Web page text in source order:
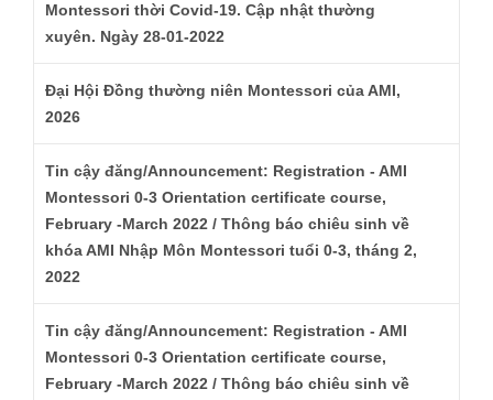
Montessori thời Covid-19. Cập nhật thường
xuyên. Ngày 28-01-2022
Đại Hội Đồng thường niên Montessori của AMI,
2026
Tin cậy đăng/Announcement: Registration - AMI
Montessori 0-3 Orientation certificate course,
February -March 2022 / Thông báo chiêu sinh về
khóa AMI Nhập Môn Montessori tuổi 0-3, tháng 2,
2022
Tin cậy đăng/Announcement: Registration - AMI
Montessori 0-3 Orientation certificate course,
February -March 2022 / Thông báo chiêu sinh về